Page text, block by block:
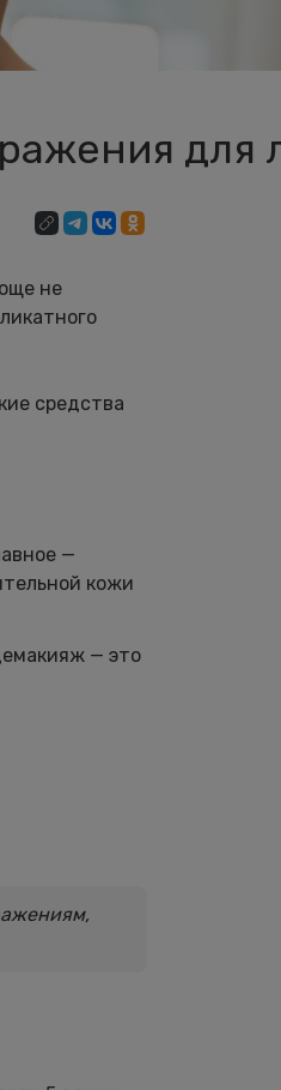
для
не
средства
—
кожи
— это